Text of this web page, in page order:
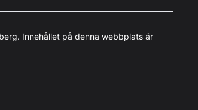
Innehållet på denna webbplats är